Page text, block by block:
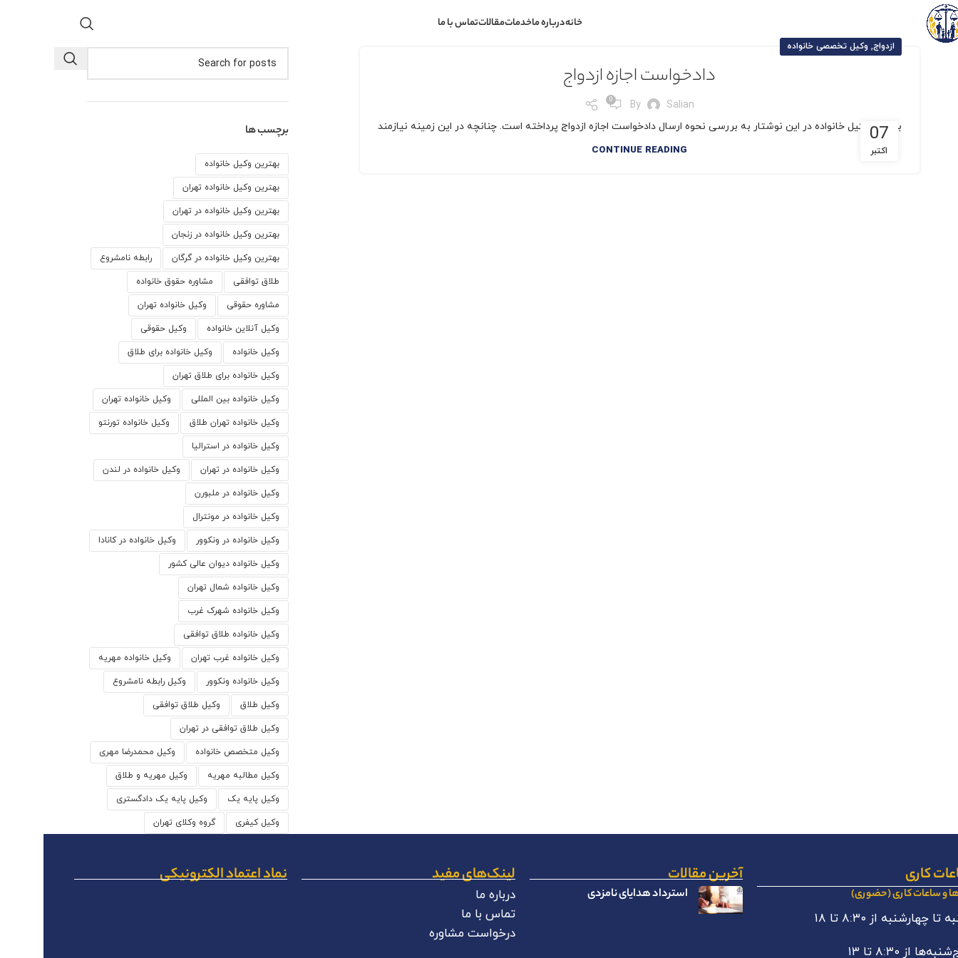
خانهدرباره ماخدماتمقالاتتماس با ما
07
اکتبر
ازدواج, وکیل تخصصی خانواده
دادخواست اجازه ازدواج
By Salian
0
بهترین وکیل خانواده در این نوشتار به بررسی نحوه ارسال دادخواست اجازه ازدواج پرداخته است. چنانچه در این زمینه نیازمند
CONTINUE READING
برچسب ها
بهترین وکیل خانواده
بهترین وکیل خانواده تهران
بهترین وکیل خانواده در تهران
بهترین وکیل خانواده در زنجان
بهترین وکیل خانواده در گرگان رابطه نامشروع
طلاق توافقی مشاوره حقوق خانواده
مشاوره حقوقی وكيل خانواده تهران
وکیل آنلاین خانواده وکیل حقوقی
وکیل خانواده وکیل خانواده برای طلاق
وکیل خانواده برای طلاق تهران
وکیل خانواده بین المللی وکیل خانواده تهران
وکیل خانواده تهران طلاق وکیل خانواده تورنتو
وکیل خانواده در استرالیا
وکیل خانواده در تهران وکیل خانواده در لندن
وکیل خانواده در ملبورن
وکیل خانواده در مونترال
وکیل خانواده در ونکوور وکیل خانواده در کانادا
وکیل خانواده دیوان عالی کشور
وکیل خانواده شمال تهران
وکیل خانواده شهرک غرب
وکیل خانواده طلاق توافقی
وکیل خانواده غرب تهران وکیل خانواده مهریه
وکیل خانواده ونکوور وکیل رابطه نامشروع
وکیل طلاق وکیل طلاق توافقی
وکیل طلاق توافقی در تهران
وکیل متخصص خانواده وکیل محمدرضا مهری
وکیل مطالبه مهریه وکیل مهریه و طلاق
وکیل پایه یک وکیل پایه یک دادگستری
وکیل کیفری گروه وکلای تهران
کاری
و ساعات کاری (حضوری)
تا چهارشنبه از ۸:۳۰ تا ۱۸
از ۸:۳۰ تا ۱۳
آخرین مقالات
استرداد هدایای نامزدی
لینک‌های مفید
درباره ما
تماس با ما
درخواست مشاوره
نماد اعتماد الکترونیکی